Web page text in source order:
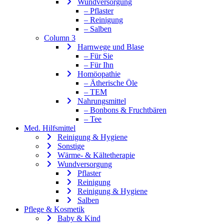
Wundversorgung
– Pflaster
– Reinigung
– Salben
Column 3
Harnwege und Blase
– Für Sie
– Für Ihn
Homöopathie
– Ätherische Öle
– TEM
Nahrungsmittel
– Bonbons & Fruchtbären
– Tee
Med. Hilfsmittel
Reinigung & Hygiene
Sonstige
Wärme- & Kältetherapie
Wundversorgung
Pflaster
Reinigung
Reinigung & Hygiene
Salben
Pflege & Kosmetik
Baby & Kind